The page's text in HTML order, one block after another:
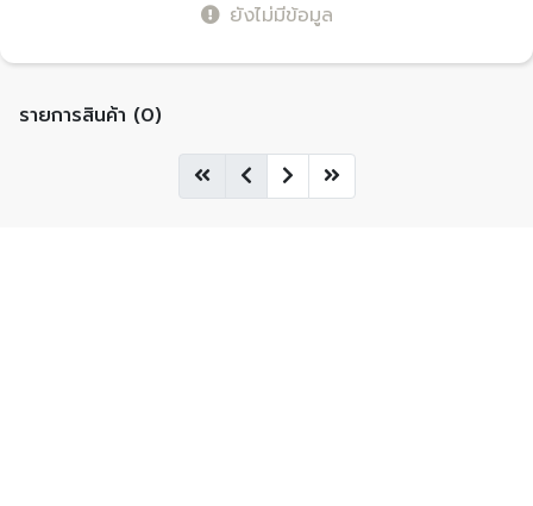
ยังไม่มีข้อมูล
รายการสินค้า (0)